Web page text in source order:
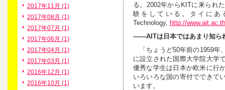
2017年11月 (1)
2017年08月 (1)
2017年07月 (1)
2017年06月 (1)
2017年04月 (1)
2017年03月 (1)
2016年12月 (1)
2016年10月 (1)
る。2002年からKITに来られ
験をしている。タイにあ
Technology, http://
――AITは日本ではあまり知ら
「ちょうど50年前の1959年
に設立された国際大学院大学
優秀な学生は日本か欧米に行
いろいろな国の寄付でできて
います。